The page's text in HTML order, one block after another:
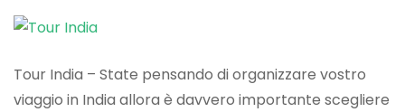
Tour India – State pensando di organizzare vostro
viaggio in India allora è davvero importante scegliere